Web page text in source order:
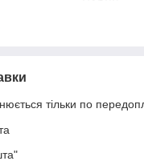
тільки по